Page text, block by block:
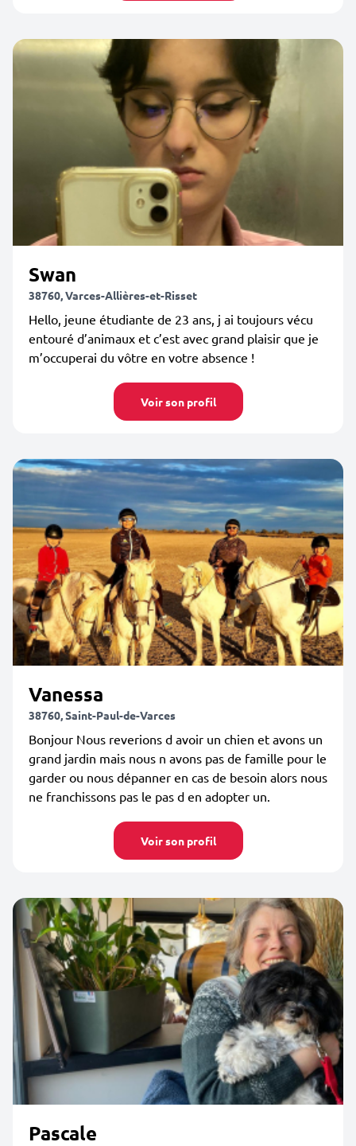
Swan
38760, Varces-Allières-et-Risset
Hello, jeune étudiante de 23 ans, j ai toujours vécu
entouré d’animaux et c’est avec grand plaisir que je
m’occuperai du vôtre en votre absence !
Voir son profil
Vanessa
38760, Saint-Paul-de-Varces
Bonjour Nous reverions d avoir un chien et avons un
grand jardin mais nous n avons pas de famille pour le
garder ou nous dépanner en cas de besoin alors nous
ne franchissons pas le pas d en adopter un.
Voir son profil
Pascale